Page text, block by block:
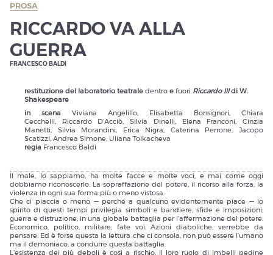
PROSA
RICCARDO VA ALLA
GUERRA
FRANCESCO BALDI
restituzione del laboratorio teatrale dentro e fuori Riccardo IIIdi W.
Shakespeare
in scena Viviana Angelillo, Elisabetta Bonsignori, Chiara
Cecchelli, Riccardo D’Acciò, Silvia Dinelli, Elena Franconi, Cinzia
Manetti, Silvia Morandini, Erica Nigra, Caterina Perrone, Jacopo
Scatizzi, Andrea Simone, Uliana Tolkacheva
regia Francesco Baldi
Il male, lo sappiamo, ha molte facce e molte voci, e mai come oggi
dobbiamo riconoscerlo. La sopraffazione del potere, il ricorso alla forza, la
violenza in ogni sua forma più o meno vistosa.
Che ci piaccia o meno — perché a qualcuno evidentemente piace — lo
spirito di questi tempi privilegia simboli e bandiere, sfide e imposizioni,
guerra e distruzione, in una globale battaglia per l’affermazione del potere.
Economico, politico, militare, fate voi. Azioni diaboliche, verrebbe da
pensare. Ed è forse questa la lettura che ci consola, non può essere l’umano
ma il demoniaco, a condurre questa battaglia.
L’esistenza dei più deboli è così a rischio, il loro ruolo di imbelli pedine